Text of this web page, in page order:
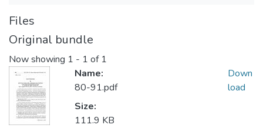
Files
Original bundle
Now showing 1 - 1 of 1
Name:
80-91.pdf
Size:
111.9 KB
Down
load